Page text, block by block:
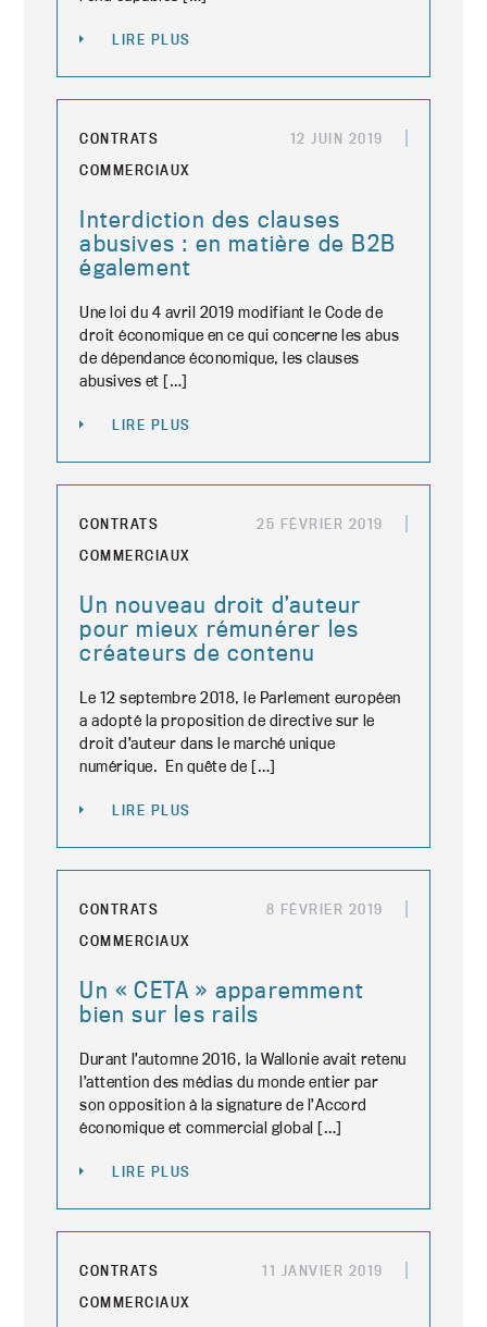
LIRE PLUS
CONTRATS
COMMERCIAUX
12 JUIN 2019
Interdiction des clauses
abusives : en matière de B2B
également
Une loi du 4 avril 2019 modifiant le Code de
droit économique en ce qui concerne les abus
de dépendance économique, les clauses
abusives et […]
LIRE PLUS
CONTRATS
COMMERCIAUX
25 FÉVRIER 2019
Un nouveau droit d’auteur
pour mieux rémunérer les
créateurs de contenu
Le 12 septembre 2018, le Parlement européen
a adopté la proposition de directive sur le
droit d’auteur dans le marché unique
numérique. En quête de […]
LIRE PLUS
CONTRATS
COMMERCIAUX
8 FÉVRIER 2019
Un « CETA » apparemment
bien sur les rails
Durant l’automne 2016, la Wallonie avait retenu
l’attention des médias du monde entier par
son opposition à la signature de l’Accord
économique et commercial global […]
LIRE PLUS
CONTRATS
COMMERCIAUX
11 JANVIER 2019